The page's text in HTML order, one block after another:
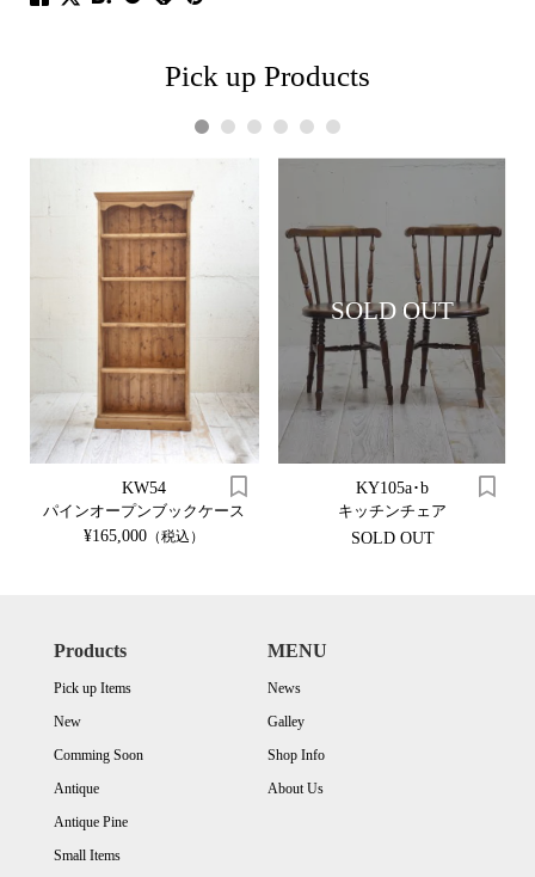
Pick up Products
KW54
パインオープンブックケース
¥165,000 （税込）
SOLD OUT
KY105a･b
キッチンチェア
SOLD OUT
1 2 3 4 5 6
Products
Pick up Items
New
Comming Soon
Antique
Antique Pine
Small Items
MENU
News
Galley
Shop Info
About Us